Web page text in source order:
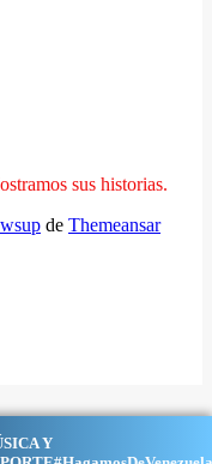
Y
sus historias.
de Themeansar